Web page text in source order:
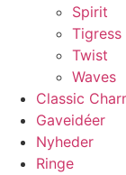
Spirit
Tigress
Twist
Waves
Classic
Gaveidéer
Nyheder
Ringe